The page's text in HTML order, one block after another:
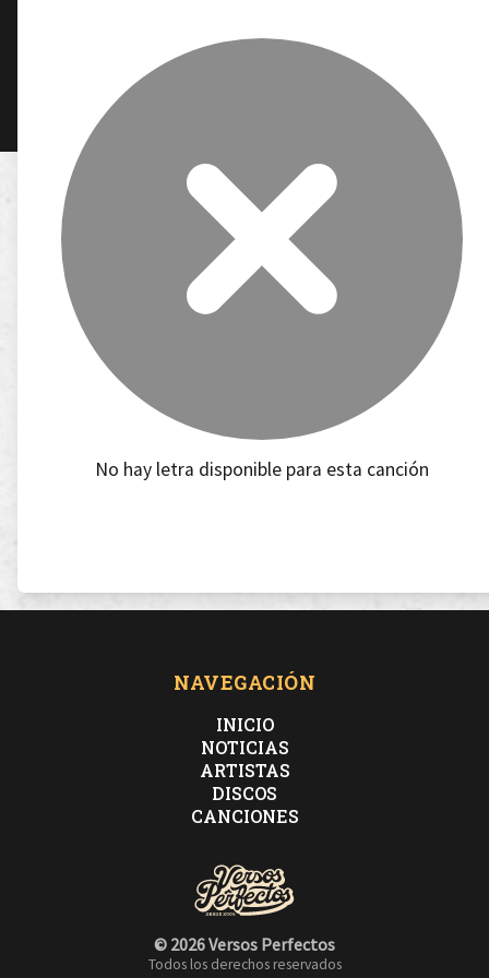
No hay letra disponible para esta canción
NAVEGACIÓN
INICIO
NOTICIAS
ARTISTAS
DISCOS
CANCIONES
© 2026 Versos Perfectos
Todos los derechos reservados